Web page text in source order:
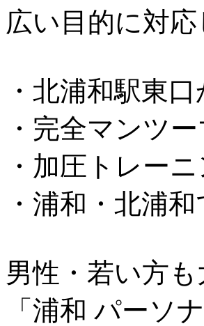
広い目的に対
・北浦和駅東
・完全マンツ
・加圧トレー
・浦和・北浦
男性・若い方も
「浦和 パーソ